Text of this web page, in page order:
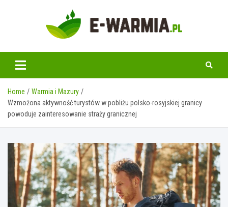
www.e-warmia.pl
Home
Warmia i Mazury
Wzmożona aktywność turystów w pobliżu polsko-rosyjskiej granicy
powoduje zainteresowanie straży granicznej